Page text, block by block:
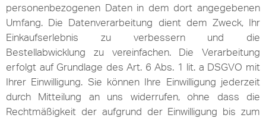
personenbezogenen Daten in dem dort angegebenen
Umfang. Die Datenverarbeitung dient dem Zweck, Ihr
Einkaufserlebnis zu verbessern und die
Bestellabwicklung zu vereinfachen. Die Verarbeitung
erfolgt auf Grundlage des Art. 6 Abs. 1 lit. a DSGVO mit
Ihrer Einwilligung. Sie können Ihre Einwilligung jederzeit
durch Mitteilung an uns widerrufen, ohne dass die
Rechtmäßigkeit der aufgrund der Einwilligung bis zum